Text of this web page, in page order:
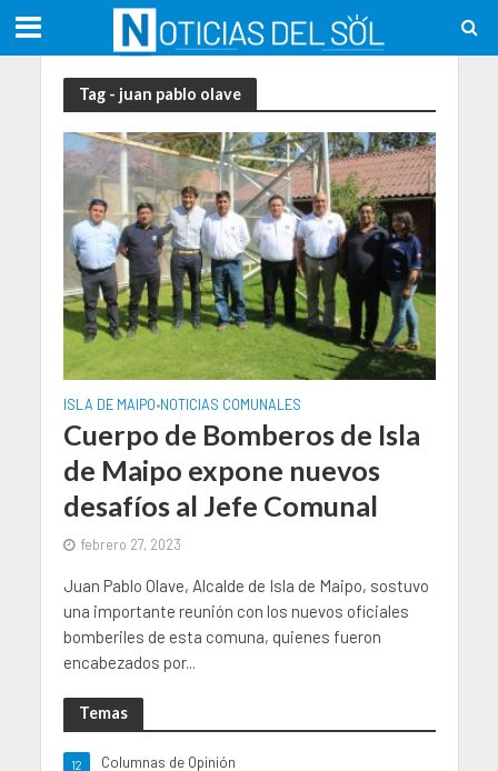
Tag - juan pablo olave
ISLA DE MAIPO•NOTICIAS COMUNALES
Cuerpo de Bomberos de Isla
de Maipo expone nuevos
desafíos al Jefe Comunal
febrero 27, 2023
Juan Pablo Olave, Alcalde de Isla de Maipo, sostuvo
una importante reunión con los nuevos oficiales
bomberiles de esta comuna, quienes fueron
encabezados por...
Temas
Columnas de Opinión
12